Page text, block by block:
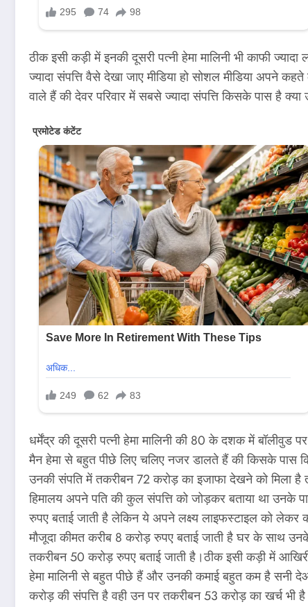
ठीक इसी कड़ी में इनकी दूसरी पत्नी हेमा मालिनी भी काफी
ज्यादा संपत्ति वैसे देखा जाए मीडिया हो सोशल मीडिया अपने
वाले हैं की देवर परिवार में सबसे ज्यादा संपत्ति किसके पास है
धर्मेंद्र की दूसरी पत्नी हेमा मालिनी की 80 के दशक में बॉलीवुड
मैन हेमा से बहुत पीछे लिए चलिए नजर डालते हैं की किसके पास
उनकी संपति में तकरीबन 72 करोड़ का इजाफा देखने को मिला है
हिमालय अपने पति की कुल संपत्ति को जोड़कर बताया था
रुपए बताई जाती है लेकिन ये अपने लक्ष्य लाइफस्टाइल को लेकर
मौजूदा कीमत करीब 8 करोड़ रुपए बताई जाती है घर के साथ
तकरीबन 50 करोड़ रुपए बताई जाती है।ठीक इसी कड़ी में
हेमा मालिनी से बहुत पीछे हैं और उनकी कमाई बहुत कम है
करोड़ की संपत्ति है वही उन पर तकरीबन 53 करोड़ का खर्च